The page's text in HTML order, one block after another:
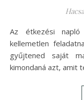
Az étkezési napló vezetése sokak számára elsőre
kellemetlen
gyűjtened saját
kimondaná azt, amit